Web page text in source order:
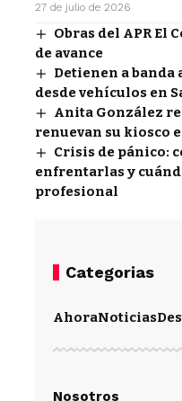
27 de julio de 2026
Obras del APR El
de avance
Detienen a banda
desde vehículos en
Anita González
renuevan su kiosco
Crisis de pánico:
enfrentarlas y
profesional
Categorias
AhoraNoticias
Nosotros